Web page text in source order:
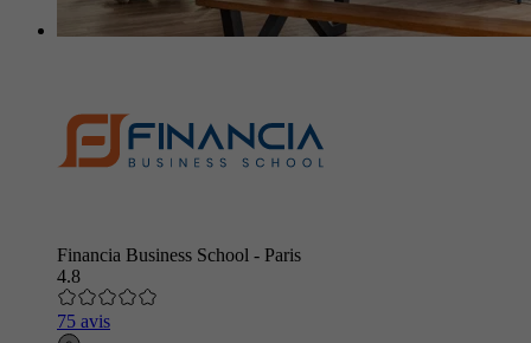
Financia Business School - Paris
4.8
75 avis